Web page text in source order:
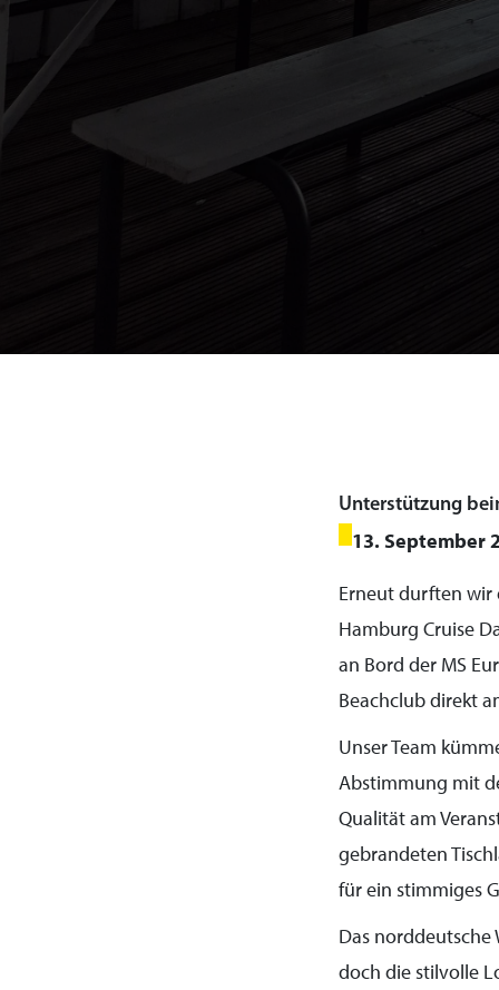
Unterstützung
13. September
Erneut durften wir
Hamburg Cruise
an Bord der MS
Beachclub direkt
Unser Team
Abstimmung mit
Qualität am
gebrandeten
für ein stimmiges
Das
doch die stilvolle